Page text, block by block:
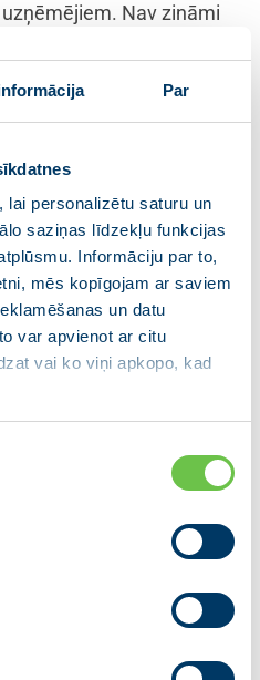
Par
personalizētu saturu un
saziņas līdzekļu funkcijas
Informāciju par to,
mēs kopīgojam ar saviem
un datu
var apvienot ar citu
vai ko viņi apkopo, kad
Nav zināmi
Informējam, ka SIA
VIENOTĪBA par
Ne pirms gada,
ka uzņēmuma SIA
Kadžuļa publiski paustie
par Latvijas
procedūru
Šādi apgalvojumi būtiski
godīgai, tiesiskai
sistēmai, tādēļ ir
šo apgalvojumu
procesa uzraugošo
jebkādas šaubas
ir iejaukušās
ir mūsu